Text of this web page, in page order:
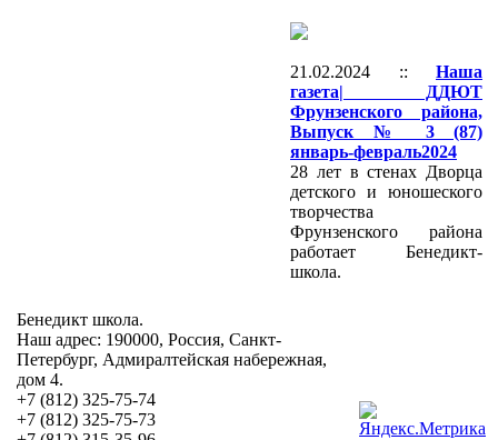
21.02.2024 :: Наша
газета| ДДЮТ
Фрунзенского района,
Выпуск № 3 (87)
январь-февраль2024
28 лет в стенах Дворца
детского и юношеского
творчества
Фрунзенского района
работает Бенедикт-
школа.
Бенедикт школа.
Наш адрес: 190000, Россия, Санкт-
Петербург, Адмиралтейская набережная,
дом 4.
+7 (812) 325-75-74
+7 (812) 325-75-73